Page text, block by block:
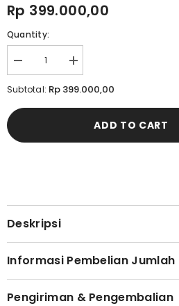
Rp 399.000,00
Quantity:
Decrease
quantity
for
Formal
M0846T01A
Increase
quantity
for
Sepatu
Formal
Cardinal
Subtotal: Rp 399.000,00
ADD TO CART
Deskripsi
Informasi Pembelian Jumlah
Pengiriman & Pengembalian